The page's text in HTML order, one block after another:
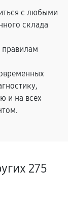
с любыми
склада
и на всех
275